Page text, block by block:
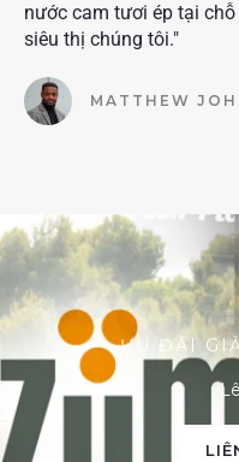
nước cam tươi ép tại
siêu thị chúng tôi."
MATTHEW
ƯU ĐÃI